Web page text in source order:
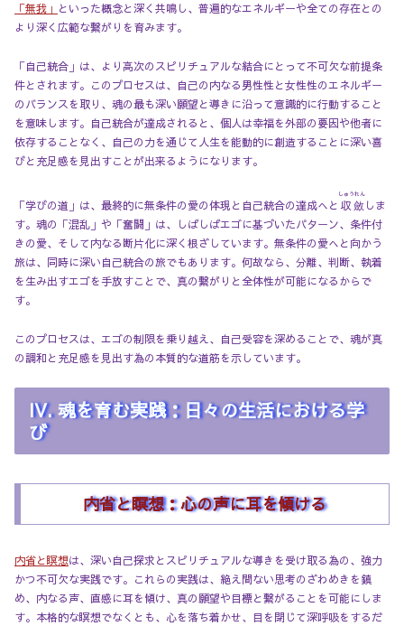
「無我」 といった概念と深く共鳴し、普遍的なエネルギーや全ての存在との
より深く広範な繋がりを育みます。
「自己統合」は、より高次のスピリチュアルな結合にとって不可欠な前提条
件とされます。このプロセスは、自己の内なる男性性と女性性のエネルギー
のバランスを取り、魂の最も深い願望と導きに沿って意識的に行動すること
を意味します。自己統合が達成されると、個人は幸福を外部の要因や他者に
依存することなく、自己の力を通じて人生を能動的に創造することに深い喜
びと充足感を見出すことが出来るようになります。
「学びの道」は、最終的に無条件の愛の体現と自己統合の達成へと収斂
しゅうれん
しま
す。魂の「混乱」や「奮闘」は、しばしばエゴに基づいたパターン、条件付
きの愛、そして内なる断片化に深く根ざしています。無条件の愛へと向かう
旅は、同時に深い自己統合の旅でもあります。何故なら、分離、判断、執着
を生み出すエゴを手放すことで、真の繋がりと全体性が可能になるからで
す。
このプロセスは、エゴの制限を乗り越え、自己受容を深めることで、魂が真
の調和と充足感を見出す為の本質的な道筋を示しています。
IV. 魂を育む実践：日々の生活における学
び
内省と瞑想：心の声に耳を傾ける
内省と瞑想は、深い自己探求とスピリチュアルな導きを受け取る為の、強力
かつ不可欠な実践です。これらの実践は、絶え間ない思考のざわめきを鎮
め、内なる声、直感に耳を傾け、真の願望や目標と繋がることを可能にしま
す。本格的な瞑想でなくとも、心を落ち着かせ、目を閉じて深呼吸をするだ